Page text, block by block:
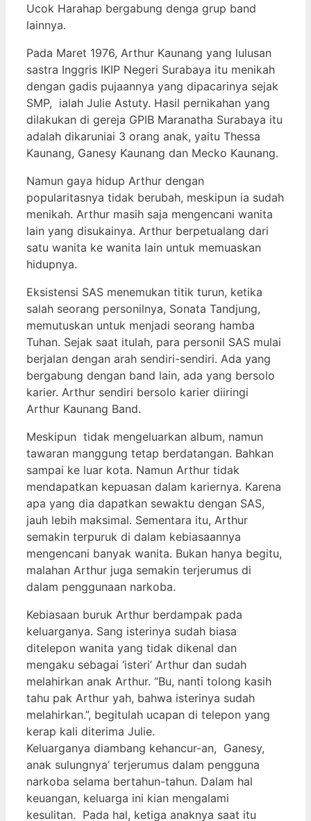
Ucok Harahap bergabung denga grup band
lainnya.
Pada Maret 1976, Arthur Kaunang yang lulusan
sastra Inggris IKIP Negeri Surabaya itu menikah
dengan gadis pujaannya yang dipacarinya sejak
SMP, ialah Julie Astuty. Hasil pernikahan yang
dilakukan di gereja GPIB Maranatha Surabaya itu
adalah dikaruniai 3 orang anak, yaitu Thessa
Kaunang, Ganesy Kaunang dan Mecko Kaunang.
Namun gaya hidup Arthur dengan
popularitasnya tidak berubah, meskipun ia sudah
menikah. Arthur masih saja mengencani wanita
lain yang disukainya. Arthur berpetualang dari
satu wanita ke wanita lain untuk memuaskan
hidupnya.
Eksistensi SAS menemukan titik turun, ketika
salah seorang personilnya, Sonata Tandjung,
memutuskan untuk menjadi seorang hamba
Tuhan. Sejak saat itulah, para personil SAS mulai
berjalan dengan arah sendiri-sendiri. Ada yang
bergabung dengan band lain, ada yang bersolo
karier. Arthur sendiri bersolo karier diiringi
Arthur Kaunang Band.
Meskipun tidak mengeluarkan album, namun
tawaran manggung tetap berdatangan. Bahkan
sampai ke luar kota. Namun Arthur tidak
mendapatkan kepuasan dalam kariernya. Karena
apa yang dia dapatkan sewaktu dengan SAS,
jauh lebih maksimal. Sementara itu, Arthur
semakin terpuruk di dalam kebiasaannya
mengencani banyak wanita. Bukan hanya begitu,
malahan Arthur juga semakin terjerumus di
dalam penggunaan narkoba.
Kebiasaan buruk Arthur berdampak pada
keluarganya. Sang isterinya sudah biasa
ditelepon wanita yang tidak dikenal dan
mengaku sebagai ‘isteri’ Arthur dan sudah
melahirkan anak Arthur. “Bu, nanti tolong kasih
tahu pak Arthur yah, bahwa isterinya sudah
melahirkan.”, begitulah ucapan di telepon yang
kerap kali diterima Julie.
Keluarganya diambang kehancur-an, Ganesy,
anak sulungnya’ terjerumus dalam pengguna
narkoba selama bertahun-tahun. Dalam hal
keuangan, keluarga ini kian mengalami
kesulitan. Pada hal, ketiga anaknya saat itu